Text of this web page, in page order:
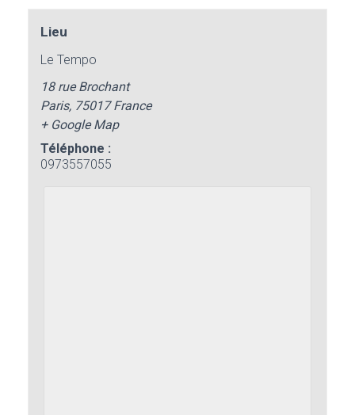
Lieu
Le Tempo
18 rue Brochant
Paris, 75017 France
+ Google Map
Téléphone :
0973557055